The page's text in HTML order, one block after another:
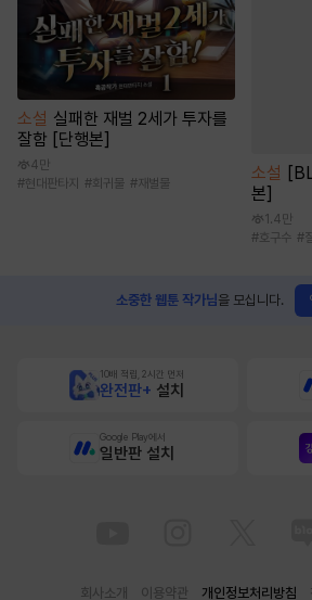
소설 실패한 재벌 2세가 투자를
잘함 [단행본]
4만
#현대판타지 #회귀물 # 재벌물
소설
본]
1.4만
#호구수 #
소중한 웹툰 작가님을 모십니다.
10배 적립, 2시간 먼저
완전판+ 설치
Google Play에서
일반판 설치
회사소개 이용약관 개인정보처리방침